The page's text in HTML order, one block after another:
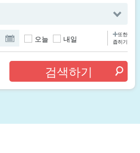
오늘 내일
또한
좁히기